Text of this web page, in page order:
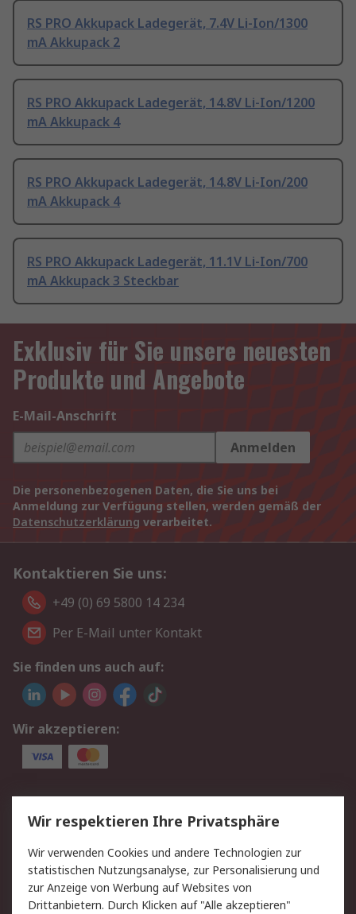
RS PRO Akkupack Ladegerät, 7.4V Li-Ion/1300
mA Akkupack 2
RS PRO Akkupack Ladegerät, 14.8V Li-Ion/1200
mA Akkupack 4
RS PRO Akkupack Ladegerät, 14.8V Li-Ion/200
mA Akkupack 4
RS PRO Akkupack Ladegerät, 11.1V Li-Ion/700
mA Akkupack 3 Steckbar
Exklusiv für Sie unsere neuesten
Produkte und Angebote
E-Mail-Anschrift
Anmelden
Die personenbezogenen Daten, die Sie uns bei
Anmeldung zur Verfügung stellen, werden gemäß der
Datenschutzerklärung verarbeitet.
Kontaktieren Sie uns:
+49 (0) 69 5800 14 234
Per E-Mail unter Kontakt
Sie finden uns auch auf:
Wir akzeptieren:
Service
Value Added Services
Lieferlösungen
Rücksendungen
Kontakt
Hilfe
Privatkunden
Wir respektieren Ihre Privatsphäre
Wir verwenden Cookies und andere Technologien zur
statistischen Nutzungsanalyse, zur Personalisierung und
zur Anzeige von Werbung auf Websites von
Drittanbietern. Durch Klicken auf "Alle akzeptieren"